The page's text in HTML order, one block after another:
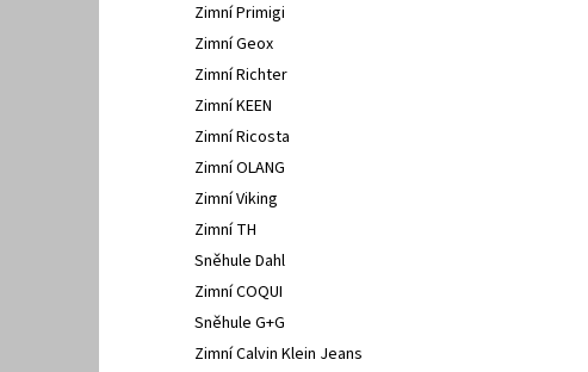
Zimní Primigi
Zimní Geox
Zimní Richter
Zimní KEEN
Zimní Ricosta
Zimní OLANG
Zimní Viking
Zimní TH
Sněhule Dahl
Zimní COQUI
Sněhule G+G
Zimní Calvin Klein Jeans